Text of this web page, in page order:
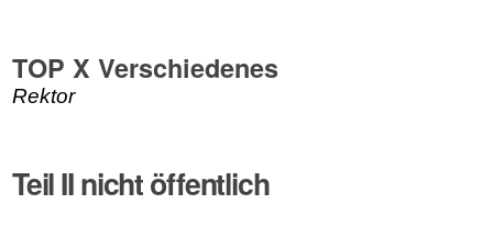
TOP X Verschiedenes
Rektor
Teil II nicht öffentlich